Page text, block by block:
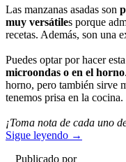
Las manzanas asadas son
muy versátiles porque
recetas. Además, son una
Puedes optar por hacer esta
microondas o en el horno
horno, pero también sirve
tenemos prisa en la cocina.
¡Toma nota de cada uno
Sigue leyendo →
Publicado por